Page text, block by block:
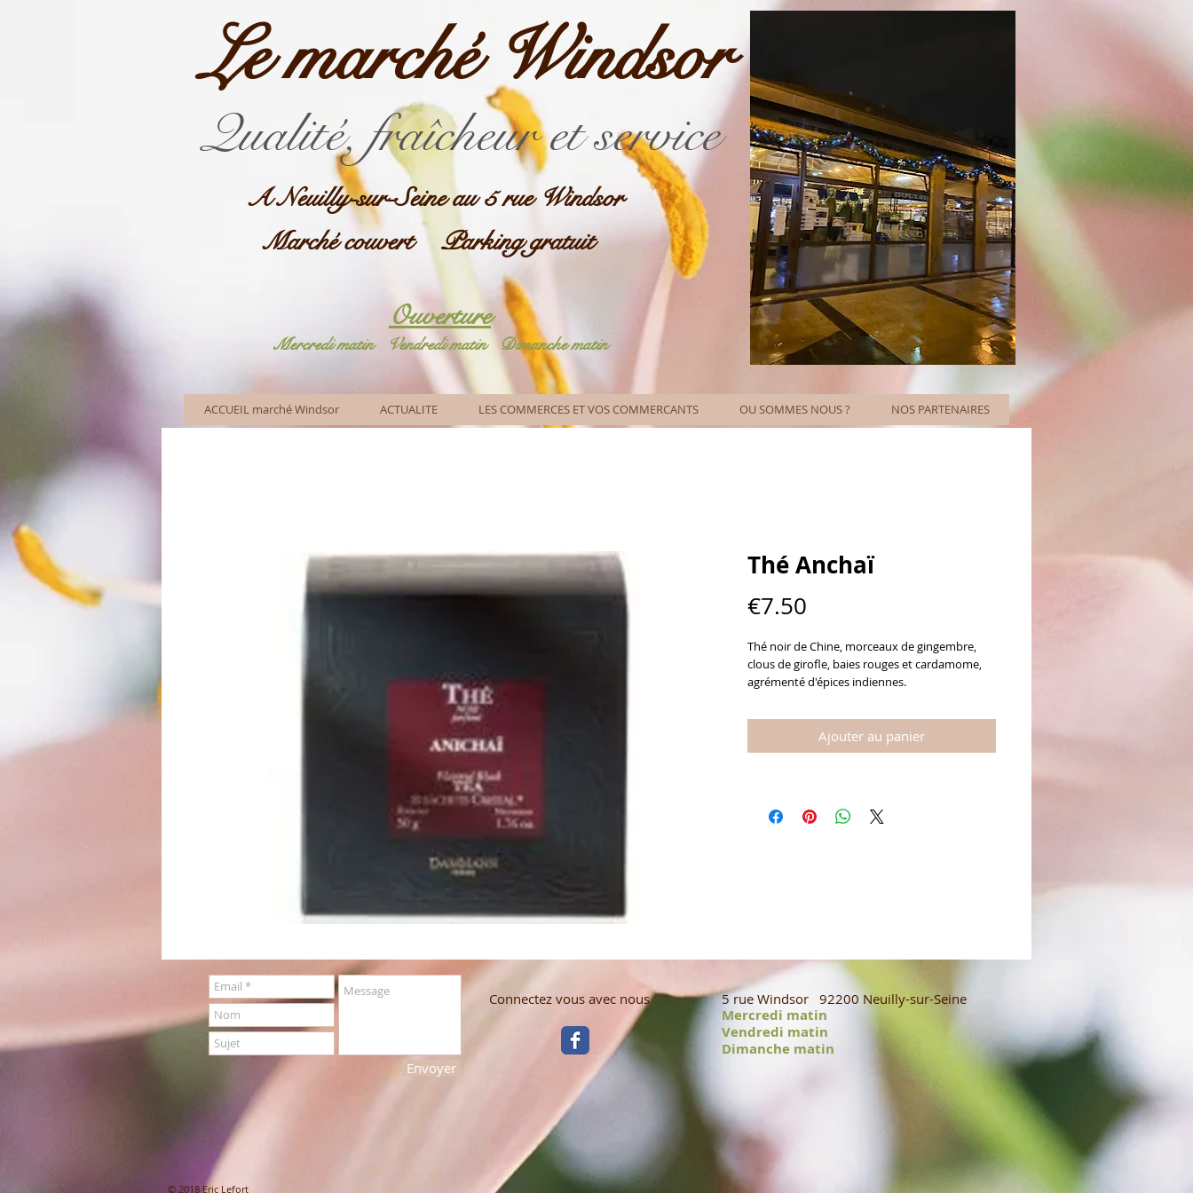
Le marché Windsor
Qualité, fraîcheur et service
A Neuilly-sur-Seine au 5 rue Windsor
Marché couvert Parking gratuit
Ouverture
Mercredi matin Vendredi matinDimanche matin
ACCUEIL marché Windsor ACTUALITE LES COMMERCES ET VOS COMMERCANTS OU SOMMES NOUS ? NOS PARTENAIRES
Thé Anchaï
€7.50
Thé noir de Chine, morceaux de gingembre,
clous de girofle, baies rouges et cardamome,
agrémenté d'épices indiennes.
Ajouter au panier
Connectez vous avec nous 5 rue Windsor 92200 Neuilly-sur-Seine
Mercredi matin
Vendredi matin
Dimanche matin
Envoyer
© 2018 Eric Lefort